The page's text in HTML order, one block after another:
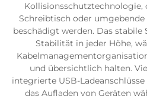
Kollisionsschutztechnologie,
Schreibtisch oder
beschädigt werden. Das
Stabilität in jeder Höhe,
und übersichtlich halten.
integrierte USB-
das Aufladen von Geräten